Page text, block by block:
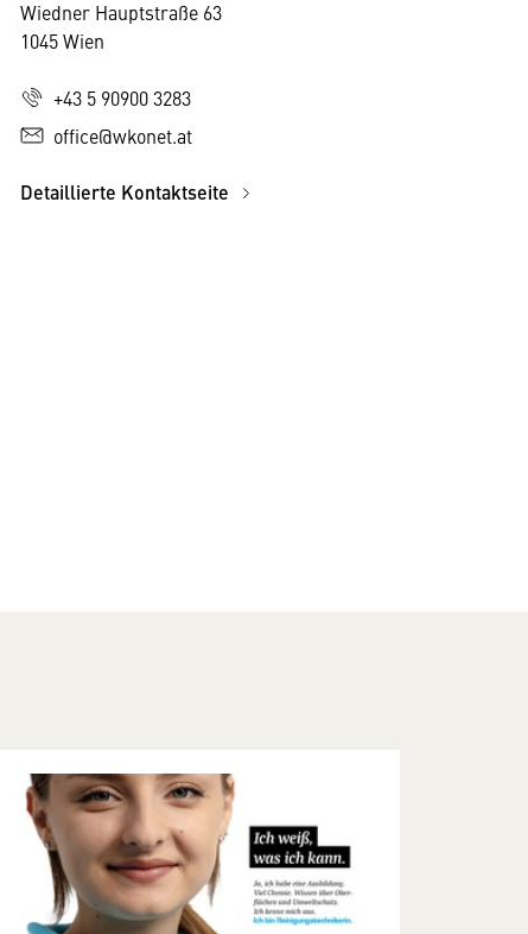
Wiedner Hauptstraße 63
1045 Wien
+43 5 90900 3283
office@wkonet.at
Detaillierte Kontaktseite